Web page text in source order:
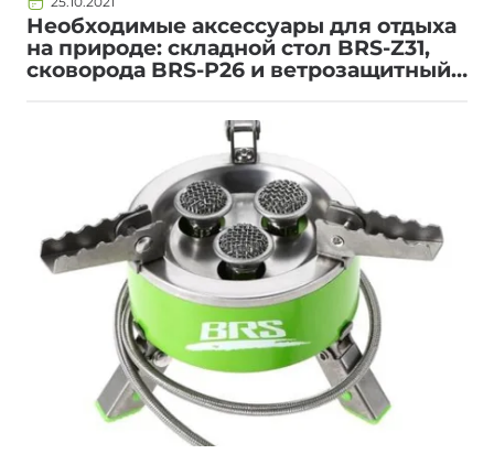
Необходимые аксессуары для отдыха
на природе: складной стол BRS-Z31,
сковорода BRS-P26 и ветрозащитный